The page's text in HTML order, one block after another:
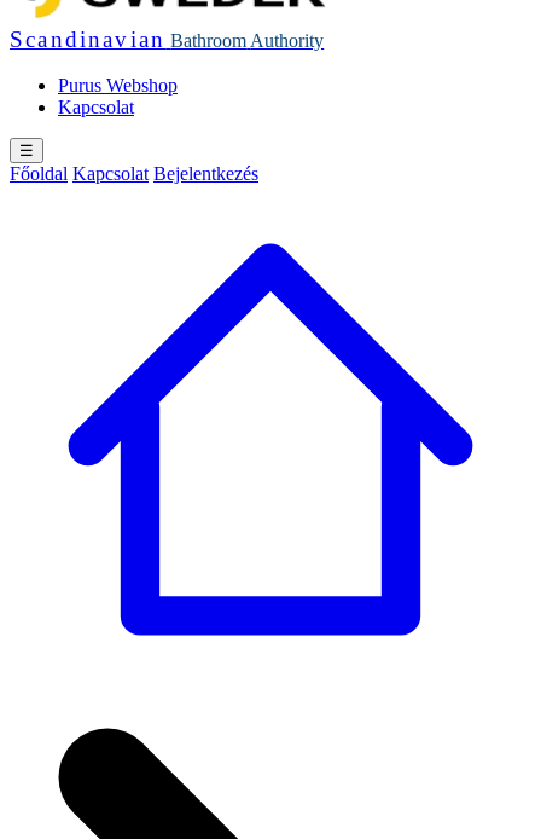
Scandinavian Bathroom Authority
Purus Webshop
Kapcsolat
☰
Főoldal Kapcsolat Bejelentkezés